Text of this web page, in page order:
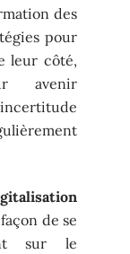
des
pour
leur côté,
avenir
de se
sur le